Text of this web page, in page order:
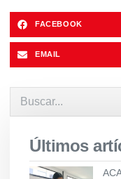
FACEBOOK
EMAIL
Últimos